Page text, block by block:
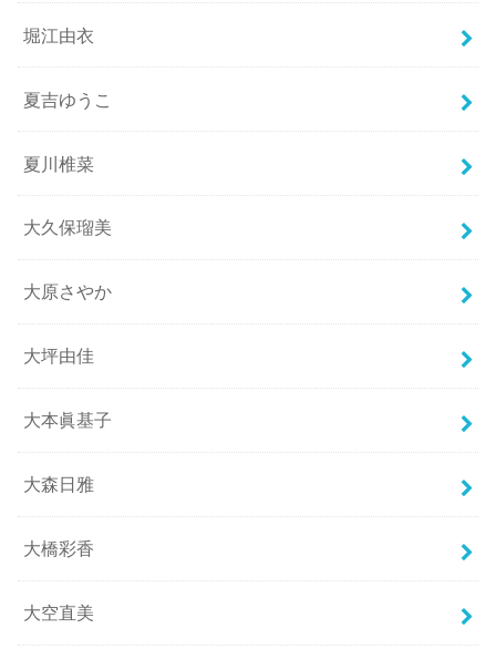
堀江由衣
夏吉ゆうこ
夏川椎菜
大久保瑠美
大原さやか
大坪由佳
大本眞基子
大森日雅
大橋彩香
大空直美